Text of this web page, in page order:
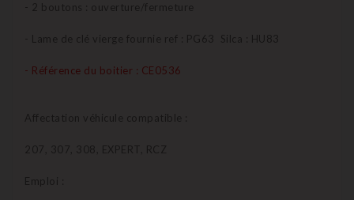
- 2 boutons : ouverture/fermeture
- Lame de clé vierge fournie ref : PG63 Silca : HU83
- Référence du boitier : CE0536
Affectation véhicule compatible :
207, 307, 308, EXPERT, RCZ
Emploi :